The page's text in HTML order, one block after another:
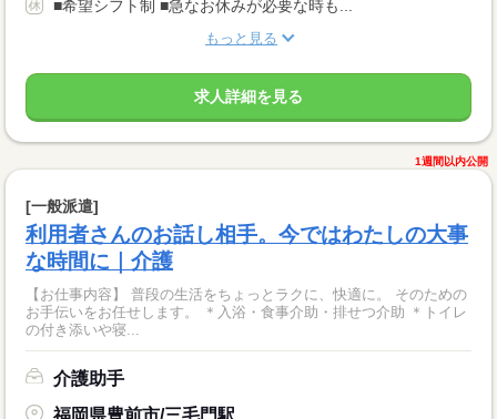
■希望シフト制 ■急なお休みが必要な時も...
もっと見る
求人詳細を見る
1週間以内公開
[一般派遣]
利用者さんのお話し相手。今ではわたしの大事
な時間に｜介護
【お仕事内容】 普段の生活をちょっとラクに、快適に。 そのための
お手伝いをお任せします。 ＊入浴・食事介助・排せつ介助 ＊トイレ
の付き添いや寝...
介護助手
福岡県豊前市/三毛門駅